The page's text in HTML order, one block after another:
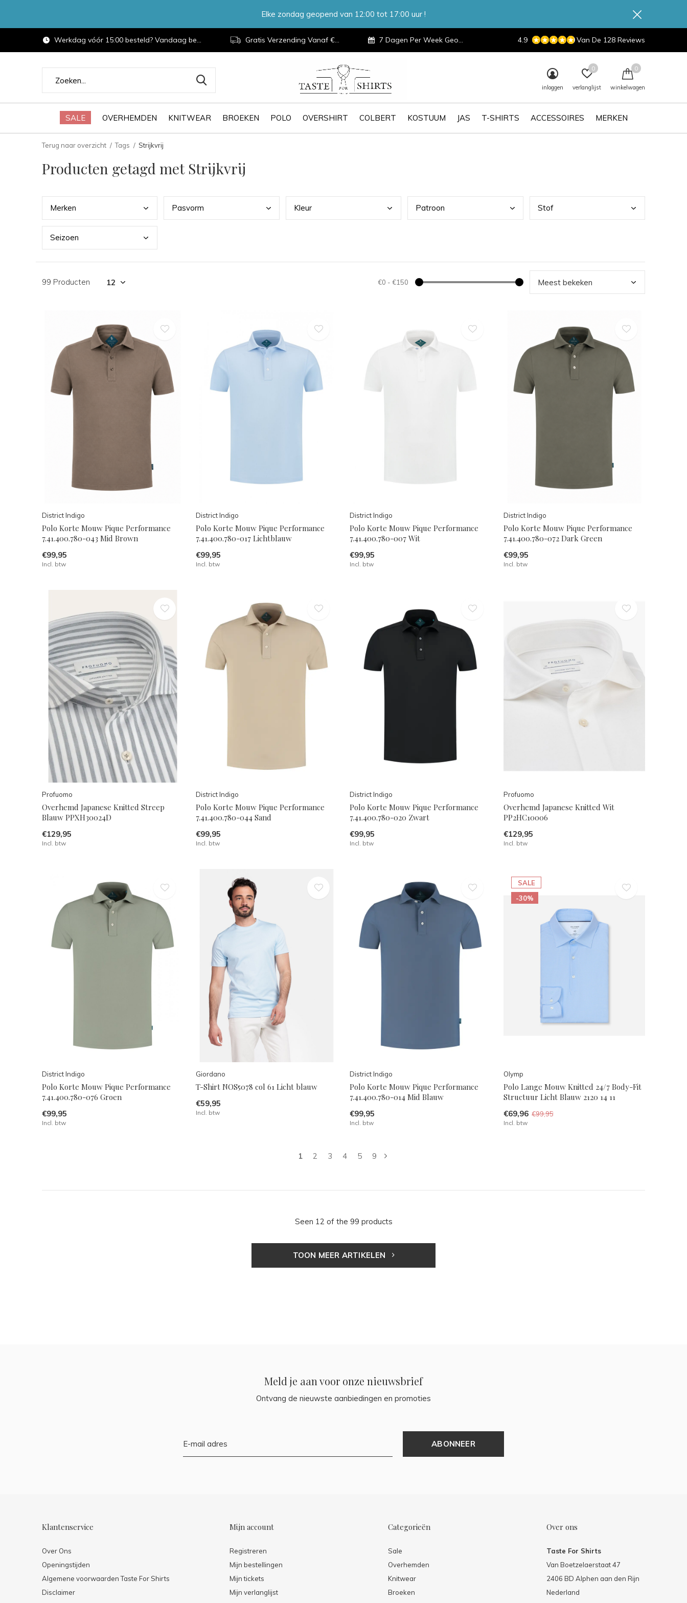
SALE OVERHEMDEN KNITWEAR BROEKEN POLO OVERSHIRT COLBERT KOSTUUM JAS T-SHIRTS ACCESSOIRES MERKEN
inloggen verlanglijst
0
winkelwagen
0
Werkdag vóór 15:00 besteld? Vandaag bezorgd. Gratis Verzending Vanaf €100,- 7 Dagen Per Week Geopend 4.9 Van De 128 Reviews
Elke zondag geopend van 12:00 tot 17:00 uur !
Terug naar overzicht Tags Strijkvrij
Producten getagd met Strijkvrij
Merken Pasvorm Kleur Patroon Stof
Seizoen
99 Producten €0 - €150
District Indigo
Polo Korte Mouw Pique Performance
7.41.400.780-043 Mid Brown
€99,95
Incl. btw
District Indigo
Polo Korte Mouw Pique Performance
7.41.400.780-017 Lichtblauw
€99,95
Incl. btw
District Indigo
Polo Korte Mouw Pique Performance
7.41.400.780-007 Wit
€99,95
Incl. btw
District Indigo
Polo Korte Mouw Pique Performance
7.41.400.780-072 Dark Green
€99,95
Incl. btw
Profuomo
Overhemd Japanese Knitted Streep
Blauw PPXH30024D
€129,95
Incl. btw
District Indigo
Polo Korte Mouw Pique Performance
7.41.400.780-044 Sand
€99,95
Incl. btw
District Indigo
Polo Korte Mouw Pique Performance
7.41.400.780-020 Zwart
€99,95
Incl. btw
Profuomo
Overhemd Japanese Knitted Wit
PP2HC10006
€129,95
Incl. btw
District Indigo
Polo Korte Mouw Pique Performance
7.41.400.780-076 Groen
€99,95
Incl. btw
Giordano
T-Shirt NOS5078 col 61 Licht blauw
€59,95
Incl. btw
District Indigo
Polo Korte Mouw Pique Performance
7.41.400.780-014 Mid Blauw
€99,95
Incl. btw
SALE
-30%
Olymp
Polo Lange Mouw Knitted 24/7 Body-Fit
Structuur Licht Blauw 2120 14 11
€69,96 €99,95
Incl. btw
1 2 3 4 5 9
Seen 12 of the 99 products
TOON MEER ARTIKELEN
Meld je aan voor onze nieuwsbrief
Ontvang de nieuwste aanbiedingen en promoties
ABONNEER
Klantenservice
Over Ons
Openingstijden
Algemene voorwaarden Taste For Shirts
Disclaimer
Mijn account
Registreren
Mijn bestellingen
Mijn tickets
Mijn verlanglijst
Categorieën
Sale
Overhemden
Knitwear
Broeken
Over ons
Taste For Shirts
Van Boetzelaerstaat 47
2406 BD Alphen aan den Rijn
Nederland